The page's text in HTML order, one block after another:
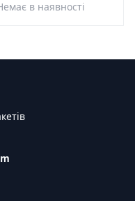
в наявності